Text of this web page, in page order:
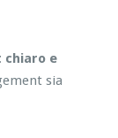
chiaro e
sia